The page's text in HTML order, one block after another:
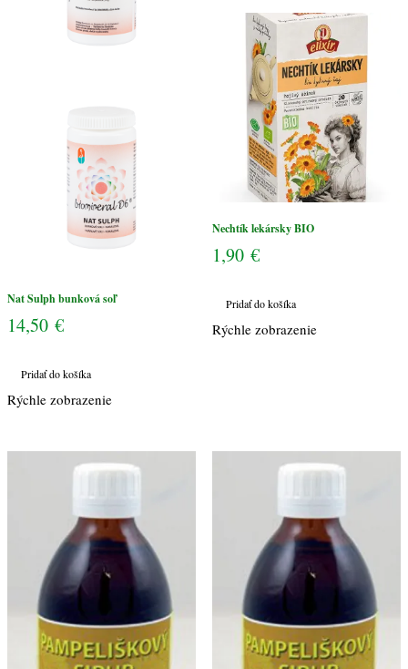
Nat Sulph bunková soľ
14,50 €
Pridať do košíka
Rýchle zobrazenie
Nechtík lekársky BIO
1,90 €
Pridať do košíka
Rýchle zobrazenie